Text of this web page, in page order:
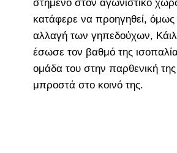
στημένο στον αγωνιστικό
κατάφερε να προηγηθεί,
αλλαγή των γηπεδούχων,
έσωσε τον βαθμό της
ομάδα του στην παρθενική
μπροστά στο κοινό της.